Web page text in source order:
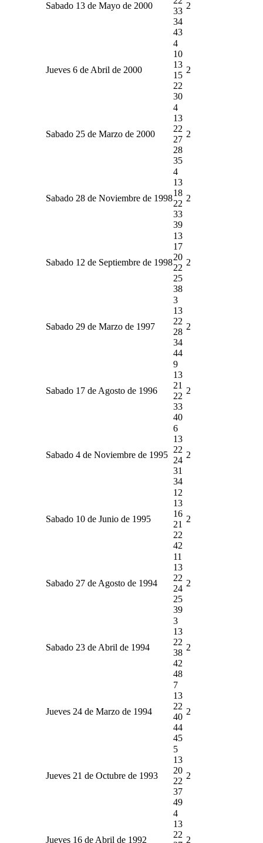
Sabado 13 de Mayo de 2000
33
34
43
2
Jueves 6 de Abril de 2000
4
10
13
15
22
30
2
Sabado 25 de Marzo de 2000
4
13
22
27
28
35
2
Sabado 28 de Noviembre de 1998
4
13
18
22
33
39
2
Sabado 12 de Septiembre de 1998
13
17
20
22
25
38
2
Sabado 29 de Marzo de 1997
3
13
22
28
34
44
2
Sabado 17 de Agosto de 1996
9
13
21
22
33
40
2
Sabado 4 de Noviembre de 1995
6
13
22
24
31
34
2
Sabado 10 de Junio de 1995
12
13
16
21
22
42
2
Sabado 27 de Agosto de 1994
11
13
22
24
25
39
2
Sabado 23 de Abril de 1994
3
13
22
38
42
48
2
Jueves 24 de Marzo de 1994
7
13
22
40
44
45
2
Jueves 21 de Octubre de 1993
5
13
20
22
37
49
2
Jueves 16 de Abril de 1992
4
13
22
2